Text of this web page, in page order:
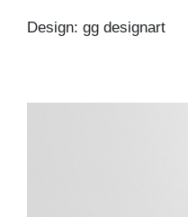
Design: gg designart